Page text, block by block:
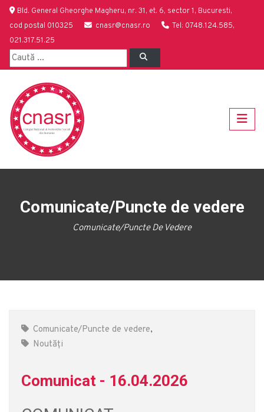
Bld. General Gheorghe Magheru, nr. 31, et. 6, sector 1, Bucuresti,
cod postal 010325
cnasr@cnasr.ro
Tel: 0748.124.585,
021.317.51.25
Comunicate/Puncte de vedere
Comunicate/Puncte De Vedere
Comunicate/Puncte de vedere,
Noutăți
Comunicat - 16.04.2026